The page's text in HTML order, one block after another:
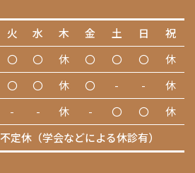
火 水 木 金 土 日
祝
〇 〇 休 〇 〇 〇
休
〇 〇 休 〇 - -
休
- - 休 - 〇 〇
休
不定休（学会などによる休診有）